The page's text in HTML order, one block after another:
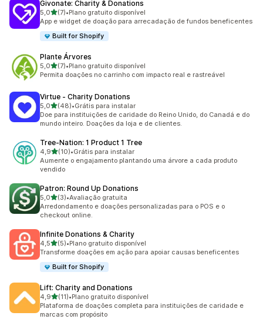
Givonate: Charity & Donations
5,0de 5 estrelas
(7)
7 avaliações ao todo
•Plano gratuito disponível
App e widget de doação para arrecadação de fundos beneficentes
Built for Shopify
Plante Árvores
5,0de 5 estrelas
(7)
7 avaliações ao todo
•Plano gratuito disponível
Permita doações no carrinho com impacto real e rastreável
Virtue ‑ Charity Donations
5,0de 5 estrelas
(48)
48 avaliações ao todo
•Grátis para instalar
Doe para instituições de caridade do Reino Unido, do Canadá e do
mundo inteiro. Doações da loja e de clientes.
Tree‑Nation: 1 Product 1 Tree
4,9de 5 estrelas
(10)
10 avaliações ao todo
•Grátis para instalar
Aumente o engajamento plantando uma árvore a cada produto
vendido
Patron: Round Up Donations
5,0de 5 estrelas
(3)
3 avaliações ao todo
•Avaliação gratuita
Arredondamento e doações personalizadas para o POS e o
checkout online.
Infinite Donations & Charity
4,5de 5 estrelas
(5)
5 avaliações ao todo
•Plano gratuito disponível
Transforme doações em ação para apoiar causas beneficentes
Built for Shopify
Lift: Charity and Donations
4,9de 5 estrelas
(11)
11 avaliações ao todo
•Plano gratuito disponível
Plataforma de doações completa para instituições de caridade e
marcas com propósito